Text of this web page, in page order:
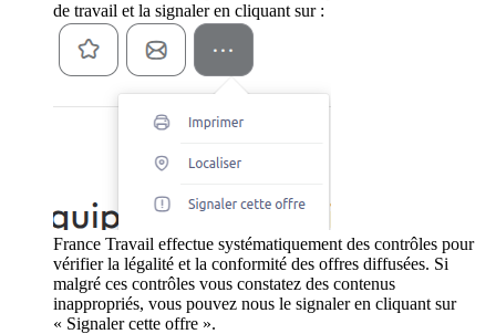
de travail et la signaler en cliquant sur :
France Travail effectue systématiquement des contrôles pour
vérifier la légalité et la conformité des offres diffusées. Si
malgré ces contrôles vous constatez des contenus
inappropriés, vous pouvez nous le signaler en cliquant sur
« Signaler cette offre ».